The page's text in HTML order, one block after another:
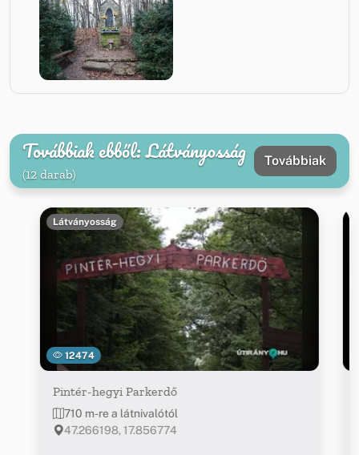
Továbbiak ebből: Látványosság
(12 darab)
Továbbiak
12474
Látványosság
Pintér-hegyi Parkerdő
710 m-re a látnivalótól
47.266198, 17.856774